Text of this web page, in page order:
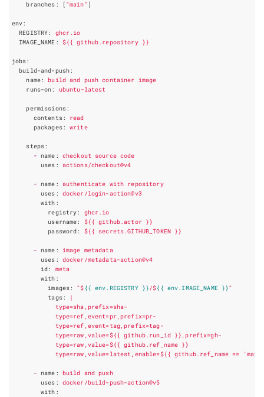
branches : [ "main" ]
env:
REGISTRY:
ghcr.io
IMAGE_NAME : ${{ github.repository }}
jobs:
build-and-push:
name: build and push container
image
runs-on: ubuntu-latest
permissions:
contents:
read
packages: write
steps:
- name : checkout source code
uses : actions/checkout@v4
- name : authenticate with repository
uses :
docker/login-action@v3
with :
registry:
ghcr.io
username: ${{ github.actor }}
password : ${{ secrets.GITHUB_TOKEN }}
- name : image metadata
uses :
docker/metadata-action@v4
id :
meta
with :
images: "${{ env.REGISTRY }}/${{ env.IMAGE_NAME }}"
tags:
|
type=raw,value=latest,enable=${{ github.ref_name ==
- name : build and push
uses :
docker/build-push-action@v5
with :